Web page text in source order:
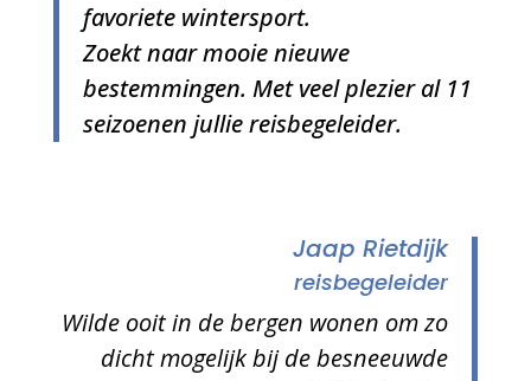
favoriete wintersport.
Zoekt naar mooie nieuwe
bestemmingen. Met veel plezier al 11
seizoenen jullie reisbegeleider.
Jaap Rietdijk
reisbegeleider
Wilde ooit in de bergen wonen om zo
dicht mogelijk bij de besneeuwde